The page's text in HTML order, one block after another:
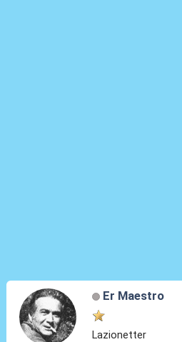
Er Maestro
Lazionetter